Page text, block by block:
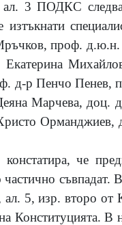
3 ПОДКС
изтъкнати
проф.
д-р Пенчо Пенев,
Марчева, доц.
Орманджиев,
констатира, че
частично
5, изр. второ от
Конституцията. В